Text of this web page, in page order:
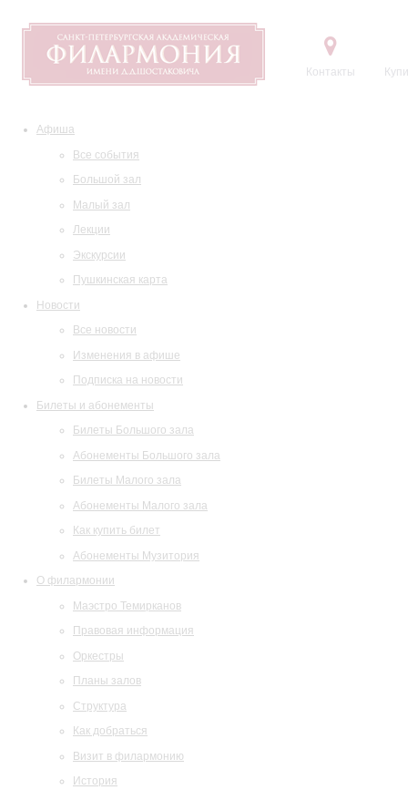
Контакты
Афиша
Все события
Большой зал
Малый зал
Лекции
Экскурсии
Пушкинская карта
Новости
Все новости
Изменения в афише
Подписка на новости
Билеты и абонементы
Билеты Большого зала
Абонементы Большого зала
Билеты Малого зала
Абонементы Малого зала
Как купить билет
Абонементы Музитория
О филармонии
Маэстро Темирканов
Правовая информация
Оркестры
Планы залов
Структура
Как добраться
Визит в филармонию
История